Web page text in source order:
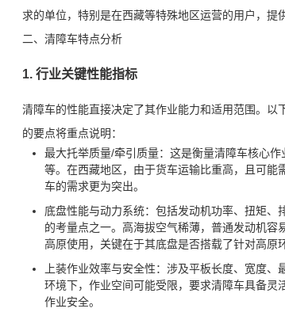
求的单位，特别是在西藏等特殊地区运营的用户，提
二、清障车特点分析
1. 行业关键性能指标
清障车的性能直接决定了其作业能力和适用范围。
的要点将重点说明：
最大托举质量/牵引质量：这是衡量清障车核心
等。在西藏地区，由于货车运输比重高，且可
车的需求更为突出。
底盘性能与动力系统：包括发动机功率、扭矩
的考量点之一。高海拔空气稀薄，普通发动机
高原使用，关键在于其底盘是否搭载了针对高原
上装作业效率与安全性：涉及平板长度、宽度
环境下，作业空间可能受限，要求清障车具备
作业安全。